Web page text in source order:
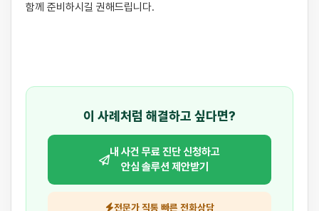
함께 준비하시길 권해드립니다.
이 사례처럼 해결하고 싶다면?
내 사건 무료 진단 신청하고
안심 솔루션 제안받기
전문가 직통 빠른 전화상담